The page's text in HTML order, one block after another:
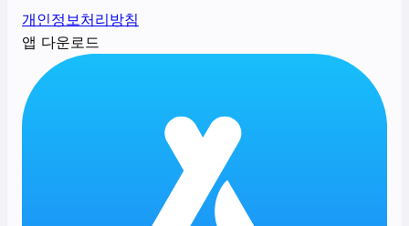
개인정보처리방침
앱 다운로드